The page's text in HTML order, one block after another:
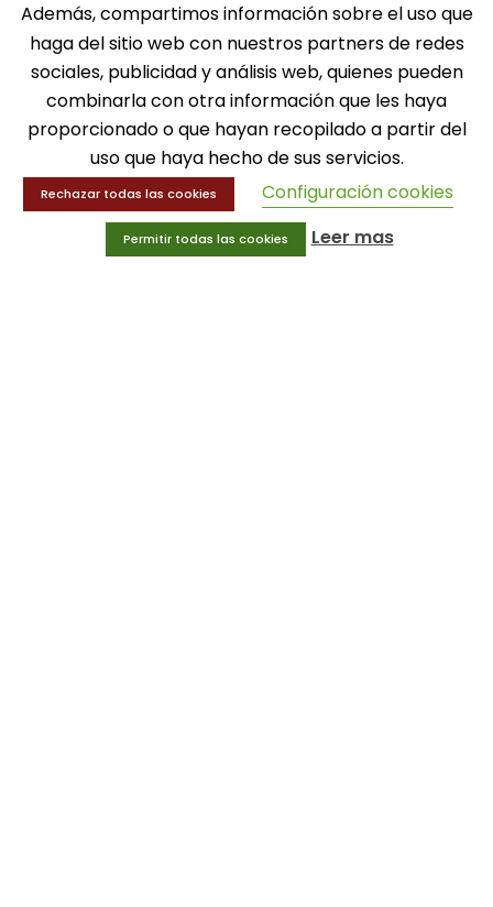
MENÚ
Balones
Deportes
Educación física
Entrenamiento y educación física
Además, compartimos información sobre el uso que
haga del sitio web con nuestros partners de redes
sociales, publicidad y análisis web, quienes pueden
combinarla con otra información que les haya
proporcionado o que hayan recopilado a partir del
uso que haya hecho de sus servicios.
Rechazar todas las cookies Configuración cookies
Permitir todas las cookies Leer mas